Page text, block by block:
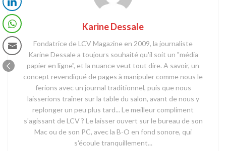
Karine Dessale
Fondatrice de LCV Magazine en 2009, la journaliste
Karine Dessale a toujours souhaité qu'il soit un "média
papier en ligne", et la nuance veut tout dire. A savoir, un
concept revendiqué de pages à manipuler comme nous le
ferions avec un journal traditionnel, puis que nous
laisserions traîner sur la table du salon, avant de nous y
replonger un peu plus tard... Le meilleur compliment
s'agissant de LCV ? Le laisser ouvert sur le bureau de son
Mac ou de son PC, avec la B-O en fond sonore, qui
s'écoule tranquillement...